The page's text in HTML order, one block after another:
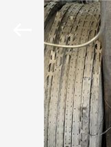
HEIM
PRODUKTE